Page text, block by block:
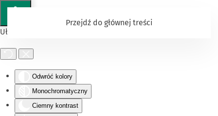
Ułatwienia dostępu
Odwróć kolory
Monochromatyczny
Ciemny kontrast
Przejdź do głównej treści